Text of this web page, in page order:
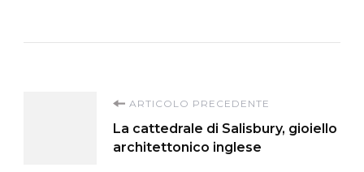
Navigazione
articoli
ARTICOLO PRECEDENTE
La cattedrale di Salisbury, gioiello
architettonico inglese